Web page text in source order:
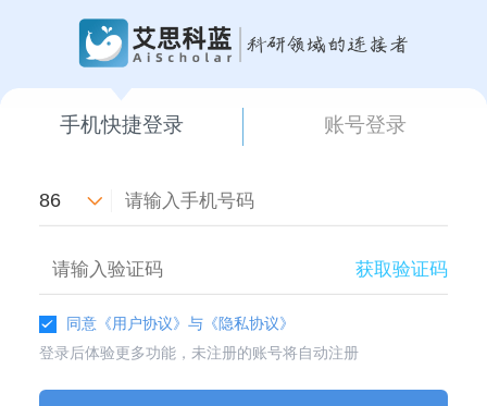
手机快捷登录 账号登录
86
获取验证码
同意 《用户协议》与 《隐私协议》
登录后体验更多功能，未注册的账号将自动注册